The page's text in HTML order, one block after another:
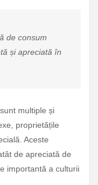
de consum
și apreciată în
multiple și
proprietățile
Aceste
de apreciată de
importantă a culturii